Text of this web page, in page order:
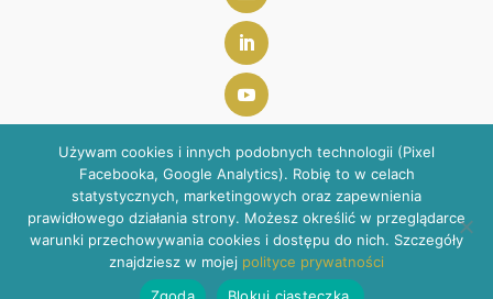
ANETA SZOSTAK-SULEWSKA | kontakt@anetaszostak.pl
SESJA ZDJĘCIOWA: Patrycja Kurzepa | STRONA WWW:
Używam cookies i innych podobnych technologii (Pixel
Facebooka, Google Analytics). Robię to w celach
statystycznych, marketingowych oraz zapewnienia
prawidłowego działania strony. Możesz określić w przeglądarce
warunki przechowywania cookies i dostępu do nich. Szczegóły
znajdziesz w mojej polityce prywatności
Zgoda
Blokuj ciasteczka.